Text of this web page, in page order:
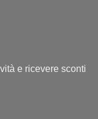
e ricevere sconti